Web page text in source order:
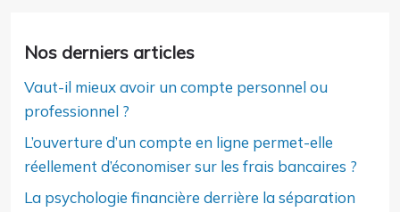
Nos derniers articles
Vaut-il mieux avoir un compte personnel ou
professionnel ?
L’ouverture d’un compte en ligne permet-elle
réellement d’économiser sur les frais bancaires ?
La psychologie financière derrière la séparation